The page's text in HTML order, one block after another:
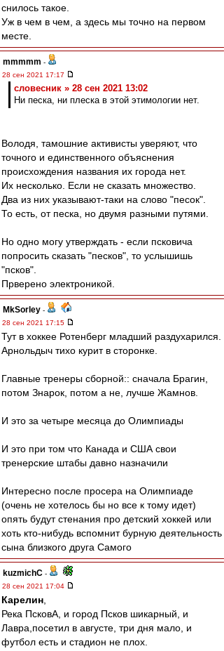
снилось такое.
Уж в чем в чем, а здесь мы точно на первом
месте.
mmmmm -
28 сен 2021 17:17
словесник » 28 сен 2021 13:02
Ни песка, ни плеска в этой этимологии нет.
Володя, тамошние активисты уверяют, что
точного и единственного объяснения
происхождения названия их города нет.
Их несколько. Если не сказать множество.
Два из них указывают-таки на слово "песок".
То есть, от песка, но двумя разными путями.
Но одно могу утверждать - если псковича
попросить сказать "песков", то услышишь
"псков".
Прверено электроникой.
MkSorley -
28 сен 2021 17:15
Тут в хоккее Ротенберг младший раздухарился.
Арнольдыч тихо курит в сторонке.
Главные тренеры сборной:: сначала Брагин,
потом Знарок, потом а не, лучше Жамнов.
И это за четыре месяца до Олимпиады
И это при том что Канада и США свои
тренерские штабы давно назначили
Интересно после просера на Олимпиаде
(очень не хотелось бы но все к тому идет)
опять будут стенания про детский хоккей или
хоть кто-нибудь вспомнит бурную деятельность
сына близкого друга Самого
kuzmichC -
28 сен 2021 17:04
Карелин
Река ПсковА, и город Псков шикарный, и
Лавра,посетил в августе, три дня мало, и
футбол есть и стадион не плох.